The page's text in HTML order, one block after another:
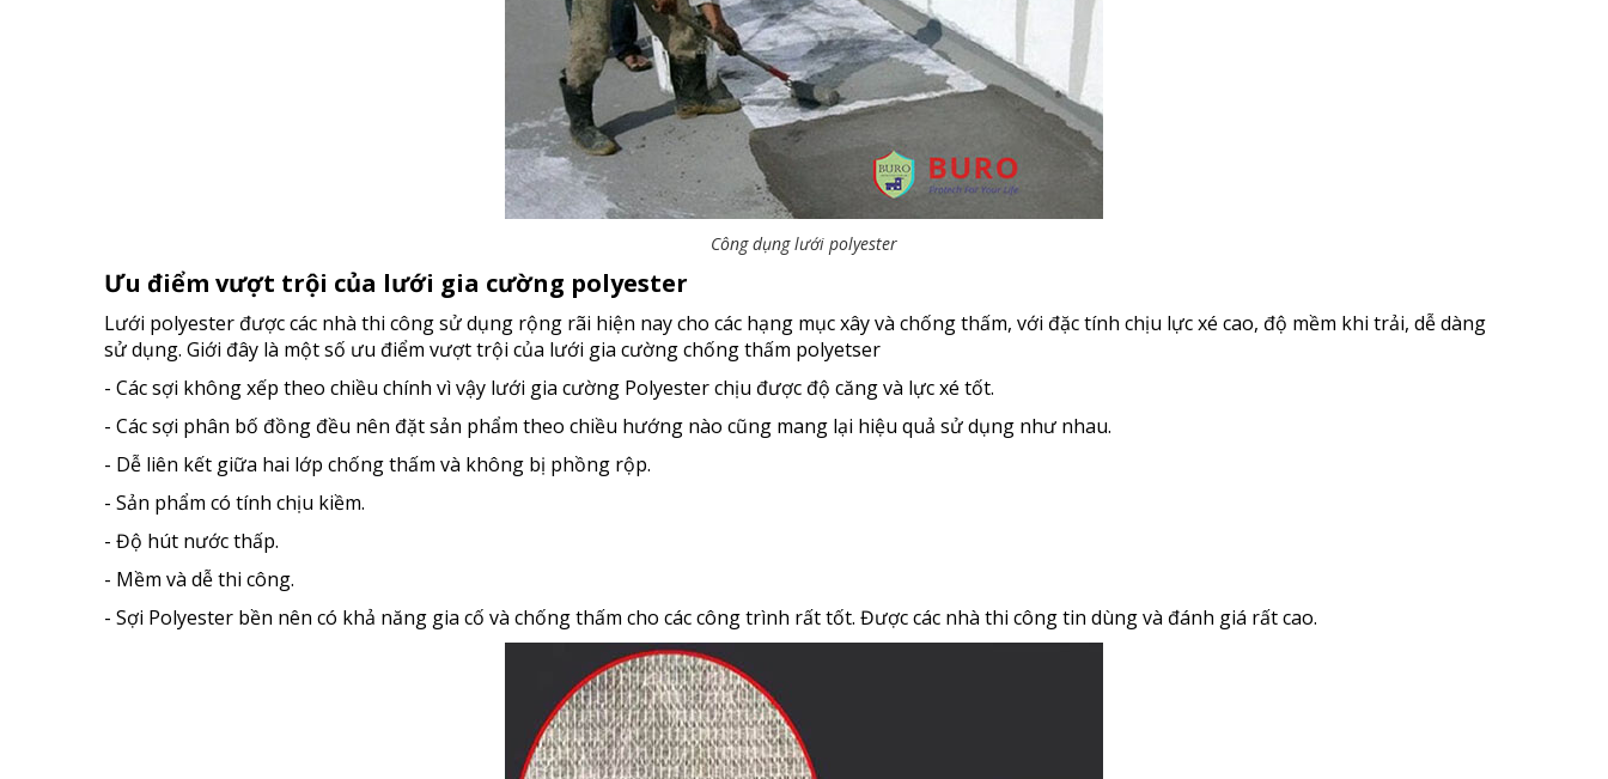
Công dụng lưới polyester
Ưu điểm vượt trội của lưới gia cường polyester
Lưới polyester được các nhà thi công sử dụng rộng rãi hiện nay cho các hạng mục xây và chống thấm, với đặc tính chịu lực xé cao, độ mềm khi trải, dễ dàng
sử dụng. Giới đây là một số ưu điểm vượt trội của lưới gia cường chống thấm polyetser
- Các sợi không xếp theo chiều chính vì vậy lưới gia cường Polyester chịu được độ căng và lực xé tốt.
- Các sợi phân bố đồng đều nên đặt sản phẩm theo chiều hướng nào cũng mang lại hiệu quả sử dụng như nhau.
- Dễ liên kết giữa hai lớp chống thấm và không bị phồng rộp.
- Sản phẩm có tính chịu kiềm.
- Độ hút nước thấp.
- Mềm và dễ thi công.
- Sợi Polyester bền nên có khả năng gia cố và chống thấm cho các công trình rất tốt. Được các nhà thi công tin dùng và đánh giá rất cao.